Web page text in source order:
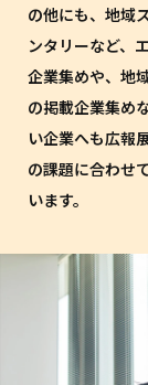
の他にも、地域
ンタリーなど、
企業集めや、地
の掲載企業集め
い企業へも広報
の課題に合わせ
います。